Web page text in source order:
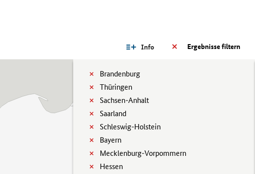
Ergebnisse filtern
Info
Brandenburg
Thüringen
Sachsen-Anhalt
Saarland
Schleswig-Holstein
Bayern
Mecklenburg-Vorpommern
Hessen